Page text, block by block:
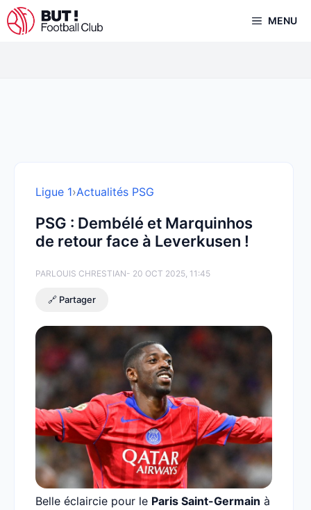
Aller
au
MENU
Ligue 1›Actualités PSG
PSG : Dembélé et Marquinhos
de retour face à Leverkusen !
PARLOUIS CHRESTIAN- 20 OCT 2025, 11:45
🔗 Partager
Belle éclaircie pour le Paris Saint-Germain à